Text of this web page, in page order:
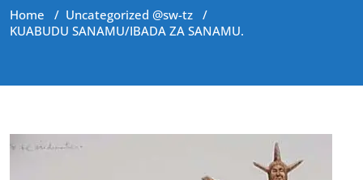
Home / Uncategorized @sw-tz /
KUABUDU SANAMU/IBADA ZA SANAMU.